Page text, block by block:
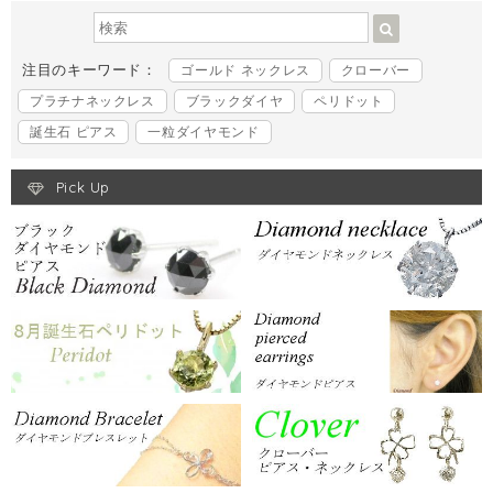
注目のキーワード： ゴールド ネックレス
クローバー
プラチナネックレス
ブラックダイヤ
ペリドット
誕生石 ピアス
一粒ダイヤモンド
Pick Up